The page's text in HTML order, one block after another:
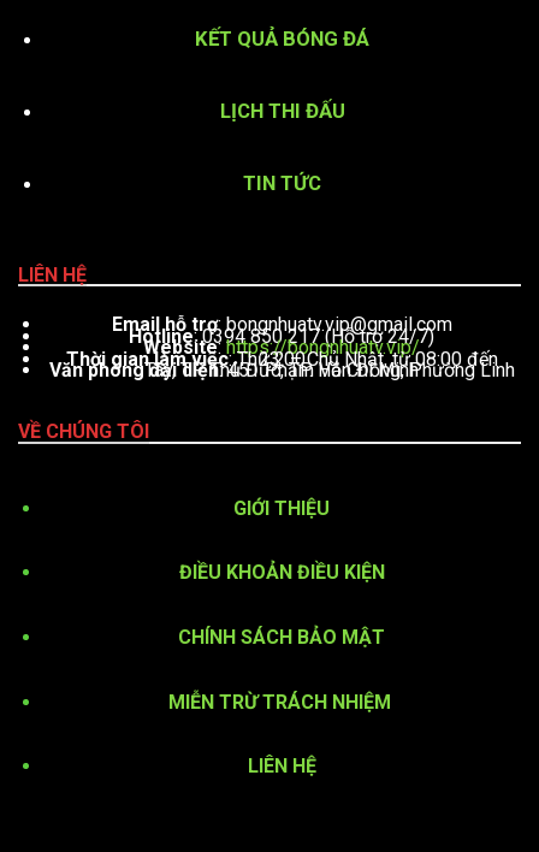
KẾT QUẢ BÓNG ĐÁ
LỊCH THI ĐẤU
TIN TỨC
LIÊN HỆ
Email hỗ trợ:bongnhuatv.vip@gmail.com
Hotline: 0394 850 217 (Hỗ trợ 24/7)
Website:https://bongnhuatv.vip/
Thời gian làm việc : Thứ 2 – Chủ Nhật, từ 08:00 đến 23:00
Văn phòng đại diện: 451 Phạm Văn Đồng, Phường Linh Tây, TP. Thủ Đức, TP. Hồ Chí Minh
VỀ CHÚNG TÔI
GIỚI THIỆU
ĐIỀU KHOẢN ĐIỀU KIỆN
CHÍNH SÁCH BẢO MẬT
MIỄN TRỪ TRÁCH NHIỆM
LIÊN HỆ